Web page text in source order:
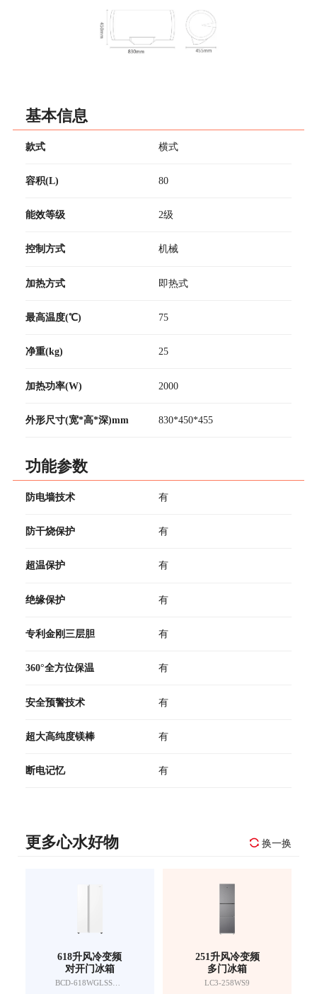
基本信息
款式 横式
容积(L) 80
能效等级 2级
控制方式 机械
加热方式 即热式
最高温度(℃) 75
净重(kg) 25
加热功率(W) 2000
外形尺寸(宽*高*深)mm 830*450*455
功能参数
防电墙技术 有
防干烧保护 有
超温保护 有
绝缘保护 有
专利金刚三层胆 有
360°全方位保温 有
安全预警技术 有
超大高纯度镁棒 有
断电记忆 有
更多心水好物 换一换
618升风冷变频
对开门冰箱
BCD-618WGLSSEDW9
251升风冷变频
多门冰箱
LC3-258WS9